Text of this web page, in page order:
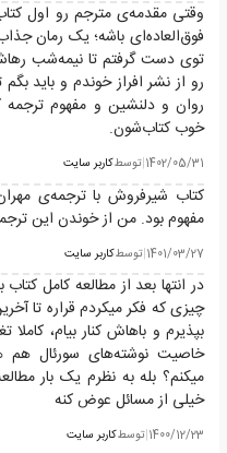
وقتی مقدمه‌ی مترجم رو اول
فوق‌العاده‌ای باشه؛ یک رمان
توی دست گرفتم تا نیمه‌شب
رو از نشر افراز خوندم و باید
روان و دلنشین و مفهوم ترجمه
خوب کتاب‌شون.
1402/05/31
|توسطکاربر سایت
کتاب شیرفروش با ترجمه‌ی
مفهوم بود. من از خوندن این
1401/03/27
|توسطکاربر سایت
در انتها بعد از مطالعه کامل
چیزی که فکر میکردم قراره تا
بپذیرم و باهاش کنار بیام،
خاصیت نوشته‌های سورئال هم
میکنم؟ بله به نظرم یک بار
خیلی از مسائل عوض کنه
1400/12/23
|توسطکاربر سایت